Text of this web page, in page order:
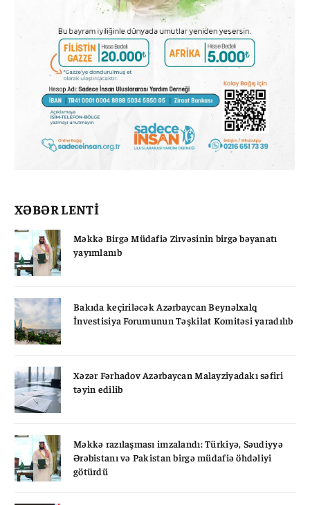
XƏBƏR LENTİ
Məkkə Birgə Müdafiə Zirvəsinin birgə bəyanatı
yayımlanıb
Bakıda keçiriləcək Azərbaycan Beynəlxalq
İnvestisiya Forumunun Təşkilat Komitəsi yaradılıb
Xəzər Fərhadov Azərbaycan Malayziyadakı səfiri
təyin edilib
Məkkə razılaşması imzalandı: Türkiyə, Səudiyyə
Ərəbistanı və Pakistan birgə müdafiə öhdəliyi
götürdü